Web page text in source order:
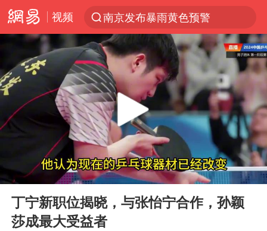
视频
南京发布暴雨黄色预警
跨界融合拉长夏日经济消费链条
上海有出现龙卷潜势
上海：5号线16号线浦江线全线停运
白海豚预计将在浙江苍南到三门一带登陆
今日15时起福州地铁高架区段停运
白海豚将给京津冀带来大暴雨
王艺迪2-4不敌张本美和止步4强
国足U17与阿森纳决赛取消 并列冠军
Play
00:00 02:12
丁宁新职位揭晓，与张怡宁合作，孙颖
莎成最大受益者